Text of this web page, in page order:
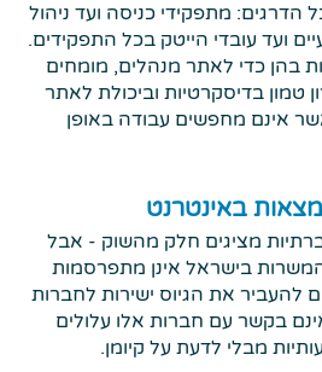
מתפקידי כניסה ועד ניהול
ועד עובדי הייטק בכל התפקידים.
בהן כדי לאתר מנהלים, מומחים
טמון בדיסקרטיות וביכולת לאתר
אינם מחפשים עבודה באופן
מציגים חלק מהשוק - אבל
בישראל אינן מתפרסמות
להעביר את הגיוס ישירות לחברות
בקשר עם חברות אלו עלולים
מבלי לדעת על קיומן.